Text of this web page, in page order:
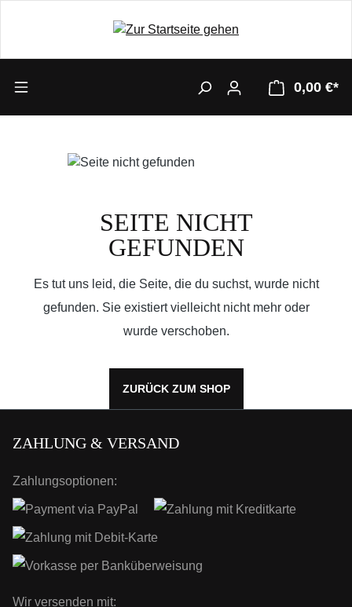
0,00 €*
SEITE NICHT
GEFUNDEN
Es tut uns leid, die Seite, die du suchst, wurde nicht
gefunden. Sie existiert vielleicht nicht mehr oder
wurde verschoben.
ZURÜCK ZUM SHOP
ZAHLUNG & VERSAND
Zahlungsoptionen:
Wir versenden mit: